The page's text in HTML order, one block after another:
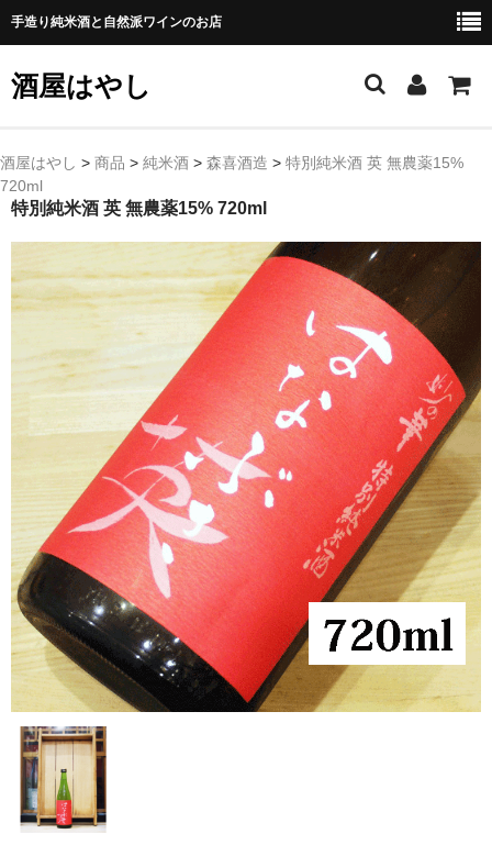
手造り純米酒と自然派ワインのお店
酒屋はやし
ホーム
商品カテゴリー
純 米 酒
よえもん 川村酒造店（岩手県花巻市）
田从･月下の舞 舞鶴酒造（秋田県横手市）
綿屋 金の井酒造（宮城県栗原市）
大七 大七酒造（福島県二本松市）
宗玄 宗玄酒造（石川県珠洲市）
神亀 神亀酒造（埼玉県蓮田市）
隆・丹沢山 川西屋酒造店（神奈川県足柄上郡）
長珍 長珍酒造（愛知県津島市）
天遊琳・伊勢の白酒 タカハシ酒造（三重県四日市市）
るみ子の酒・英・妙の華 森喜酒造（三重県伊賀市）
大治郎・喜量能 畑酒造（滋賀県東近江市）
秋鹿・奥鹿 秋鹿酒造（大阪府豊能郡能勢町）
酒屋はやし > 商品 > 純米酒 > 森喜酒造 > 特別純米酒 英 無農薬15%
720ml
特別純米酒 英 無農薬15% 720ml